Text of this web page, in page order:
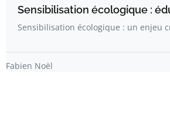
Sensibilisation écologique :
Sensibilisation écologique : un enjeu
Fabien Noël